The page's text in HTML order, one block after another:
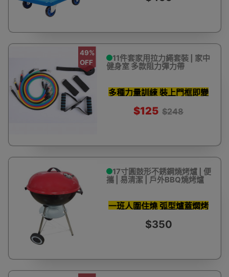
49%
OFF
11件套家用拉力繩套裝 | 家中
健身室 多款阻力彈力帶
多種力量訓練 裝上門框即變
重訓健身器材
$125 $248
17寸圓鼓形不銹鋼燒烤爐 | 便
攜 | 易清潔 | 戶外BBQ燒烤爐
一班人圍住燒 弧型爐蓋燜烤
鎖住肉汁
$350